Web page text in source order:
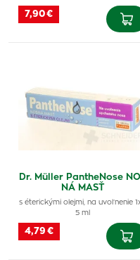
7,90 €
Dr. Müller PantheNose
NÁ MASŤ
s éterickými olejmi, na uvoľnenie
5 ml
4,79 €